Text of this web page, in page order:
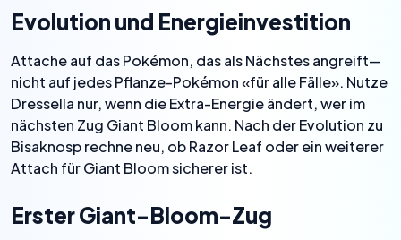
Evolution und Energieinvestition
Attache auf das Pokémon, das als Nächstes angreift—
nicht auf jedes Pflanze-Pokémon «für alle Fälle». Nutze
Dressella nur, wenn die Extra-Energie ändert, wer im
nächsten Zug Giant Bloom kann. Nach der Evolution zu
Bisaknosp rechne neu, ob Razor Leaf oder ein weiterer
Attach für Giant Bloom sicherer ist.
Erster Giant-Bloom-Zug